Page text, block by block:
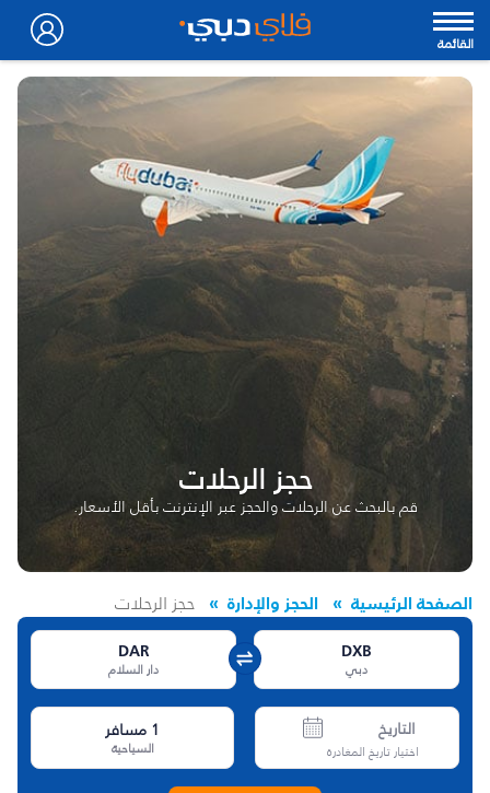
القائمة
حجز الرحلات
قم بالبحث عن الرحلات والحجز عبر الإنترنت بأقل الأسعار.
الصفحة الرئيسية الحجز والإدارة
حجز الرحلات
DXB
دبي
DAR
دار السلام
التاريخ
اختيار تاريخ المغادرة
1 مسافر
السياحية